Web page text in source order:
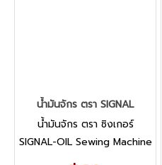
น้ำมันจักร ตรา SIGNAL
น้ำมันจักร ตรา ซิงเกอร์
SIGNAL-OIL Sewing Machine
Oil - SIGNAL-OIL ใช้สำหรับ